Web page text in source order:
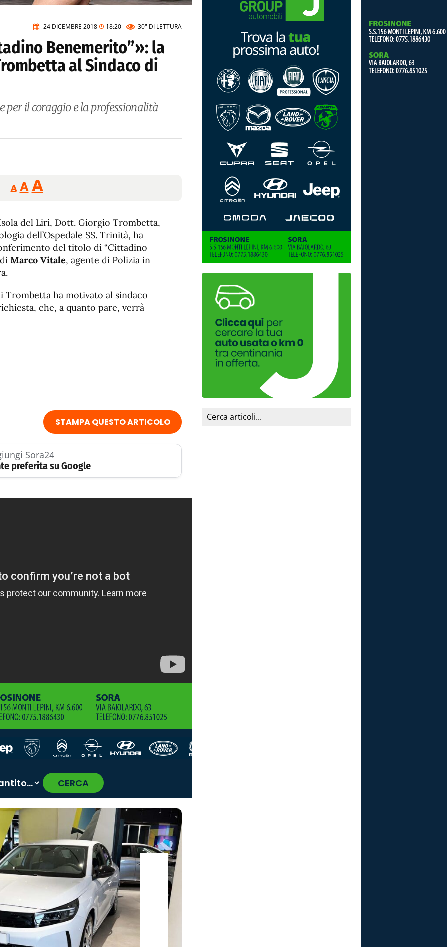
24 DICEMBRE 2018 18:20 30" DI LETTURA
Benemerito”»: la
al Sindaco di
per il coraggio e la professionalità
A
Reducir
tamaño
A Restablecer
tamaño
de
fuente
AAumentar
de
fuente.
del Liri, Dott. Giorgio Trombetta,
dell’Ospedale SS. Trinità, ha
del titolo di “Cittadino
Marco Vitale, agente di Polizia in
Trombetta ha motivato al sindaco
che, a quanto pare, verrà
STAMPA QUESTO ARTICOLO
Sora24
preferita su Google
CERCA
›